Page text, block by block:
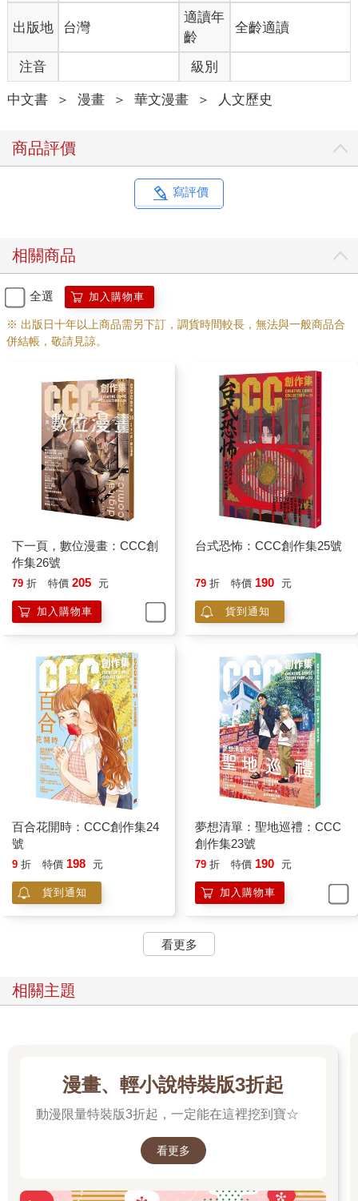
出版地 台灣
適讀年
齡
全齡適讀
注音 級別
中文書 ＞ 漫畫 ＞ 華文漫畫 ＞ 人文歷史
商品評價
寫評價
相關商品
全選 加入購物車
※ 出版日十年以上商品需另下訂，調貨時間較長，無法與一般商品合
併結帳，敬請見諒。
下一頁，數位漫畫：CCC創
作集26號
79 折 特價 205 元
加入購物車
台式恐怖：CCC創作集25號
79 折 特價 190 元
貨到通知
百合花開時：CCC創作集24
號
9 折 特價 198 元
貨到通知
夢想清單：聖地巡禮：CCC
創作集23號
79 折 特價 190 元
加入購物車
看更多
相關主題
漫畫、輕小說特裝版3折起
動漫限量特裝版3折起，一定能在這裡挖到寶☆
看更多